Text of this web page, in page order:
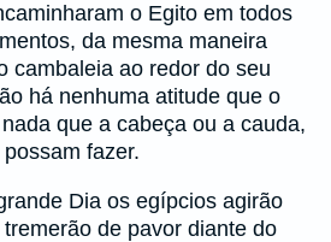
o Egito em todos
da mesma maneira
cambaleia ao redor do seu
há nenhuma atitude que o
que a cabeça ou a cauda,
fazer.
Dia os egípcios agirão
de pavor diante do